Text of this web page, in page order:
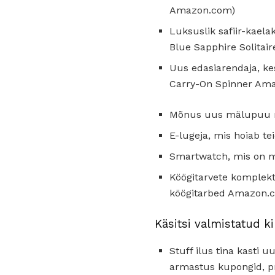
Amazon.com)
Luksuslik safiir-
Blue Sapphire
Uus edasiarendaja,
Carry-On Spinner
Mõnus uus mälupuu
E-lugeja, mis hoiab
Smartwatch, mis on
Köögitarvete
köögitarbed
Käsitsi valmistatud
Stuff ilus tina kasti
armastus kupongid,